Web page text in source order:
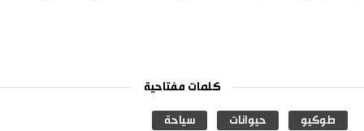
كلمات مفتاحية
طوكيو حيوانات سياحة